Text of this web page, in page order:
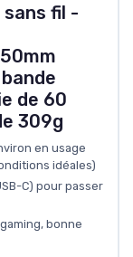
sans fil -
de 60
309g
en usage
idéales)
C) pour passer
bonne